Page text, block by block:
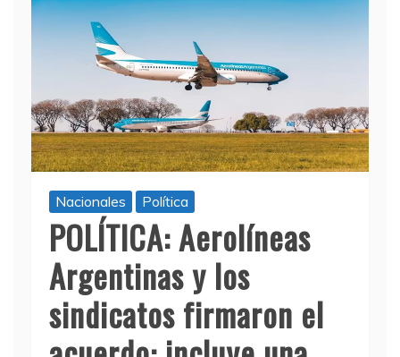
Nacionales Política
POLÍTICA: Aerolíneas
Argentinas y los
sindicatos firmaron el